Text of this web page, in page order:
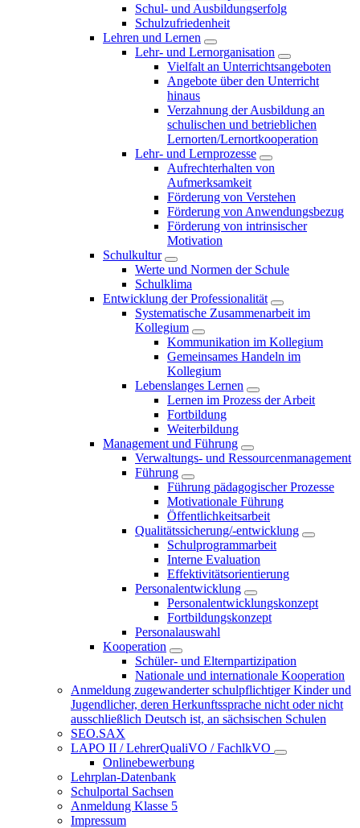
Schul- und Ausbildungserfolg
Schulzufriedenheit
Lehren und Lernen
Lehr- und Lernorganisation
Vielfalt an Unterrichtsangeboten
Angebote über den Unterricht
hinaus
Verzahnung der Ausbildung an
schulischen und betrieblichen
Lernorten/Lernortkooperation
Lehr- und Lernprozesse
Aufrechterhalten von
Aufmerksamkeit
Förderung von Verstehen
Förderung von Anwendungsbezug
Förderung von intrinsischer
Motivation
Schulkultur
Werte und Normen der Schule
Schulklima
Entwicklung der Professionalität
Systematische Zusammenarbeit im
Kollegium
Kommunikation im Kollegium
Gemeinsames Handeln im
Kollegium
Lebenslanges Lernen
Lernen im Prozess der Arbeit
Fortbildung
Weiterbildung
Management und Führung
Verwaltungs- und Ressourcenmanagement
Führung
Führung pädagogischer Prozesse
Motivationale Führung
Öffentlichkeitsarbeit
Qualitätssicherung/-entwicklung
Schulprogrammarbeit
Interne Evaluation
Effektivitätsorientierung
Personalentwicklung
Personalentwicklungskonzept
Fortbildungskonzept
Personalauswahl
Kooperation
Schüler- und Elternpartizipation
Nationale und internationale Kooperation
Anmeldung zugewanderter schulpflichtiger Kinder und
Jugendlicher, deren Herkunftssprache nicht oder nicht
ausschließlich Deutsch ist, an sächsischen Schulen
SEO.SAX
LAPO II / LehrerQualiVO / FachlkVO
Onlinebewerbung
Lehrplan-Datenbank
Schulportal Sachsen
Anmeldung Klasse 5
Impressum